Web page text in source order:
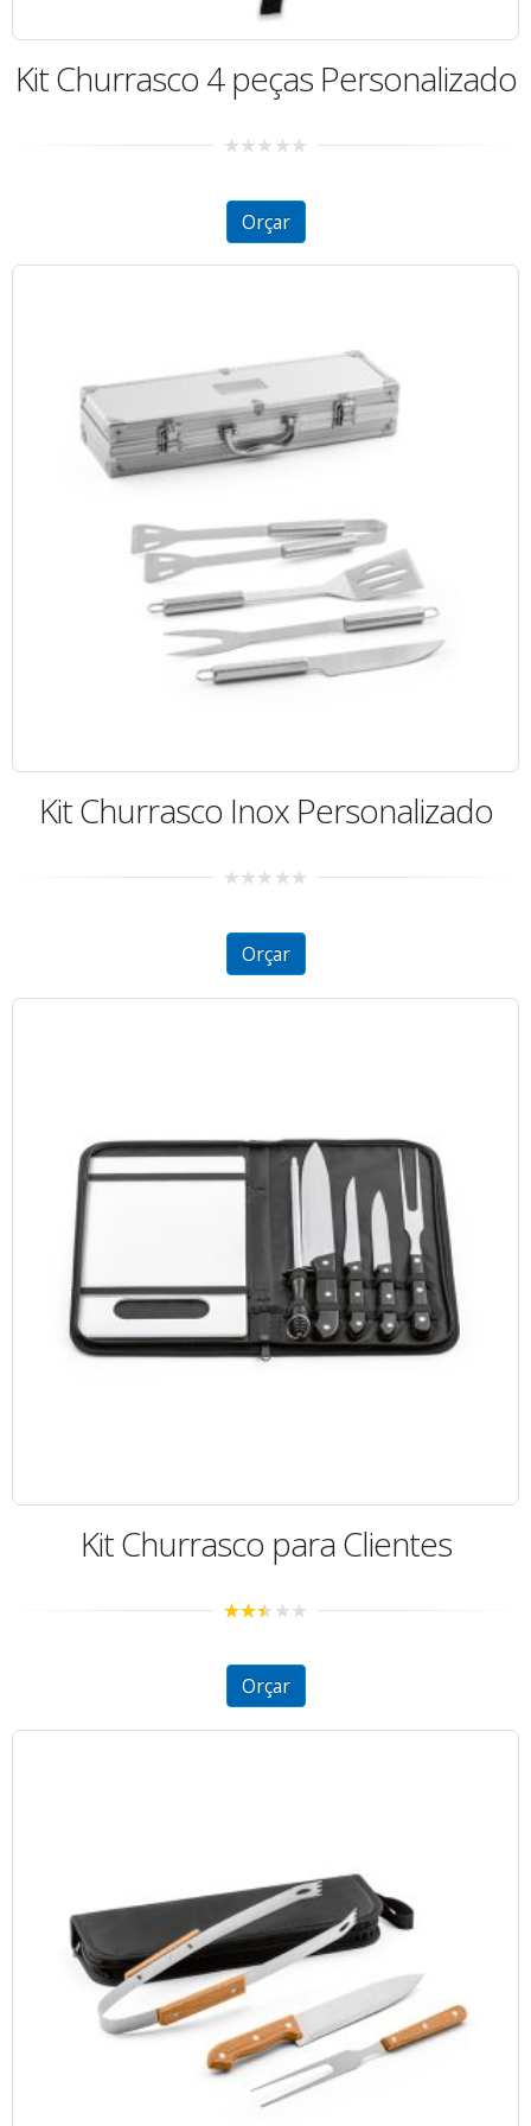
Kit Churrasco 4 peças Personalizado
of
Orçar
Kit Churrasco Inox Personalizado
of
Orçar
Kit Churrasco para Clientes
Orçar